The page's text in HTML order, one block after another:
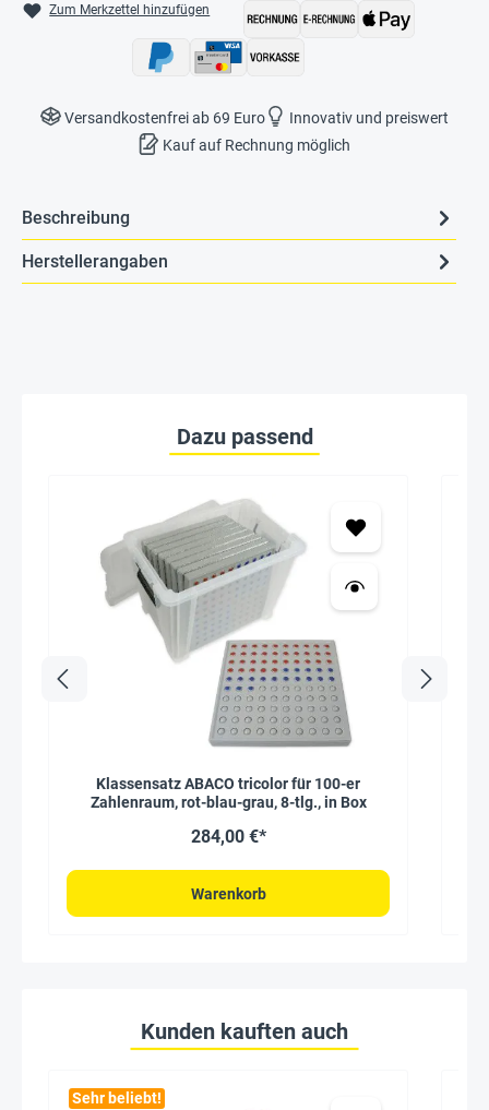
Zum Merkzettel hinzufügen
Versandkostenfrei ab 69 Euro
Innovativ und preiswert
Kauf auf Rechnung möglich
Beschreibung
Herstellerangaben
Dazu passend
Klassensatz ABACO tricolor für 100-er
Zahlenraum, rot-blau-grau, 8-tlg., in Box
284,00 €*
Warenkorb
Kunden kauften auch
Sehr beliebt!